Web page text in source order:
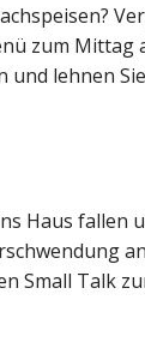
zum Mittag
lehnen
Haus fallen
Small Talk